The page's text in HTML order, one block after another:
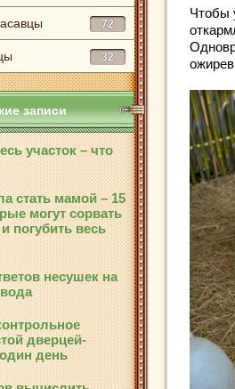
72
32
записи
участок – что
стать мамой – 15
могут сорвать
погубить весь
несушек на
дверцей-
день
Чтобы